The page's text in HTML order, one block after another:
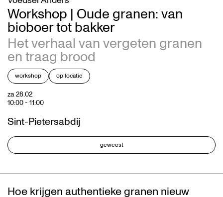
Workshop | Oude granen: van
bioboer tot bakker
Het verhaal van vergeten granen
en traag brood
workshop op locatie
za 28.02
10:00- 11:00
Sint-Pietersabdij
geweest
Hoe krijgen authentieke granen nieuw